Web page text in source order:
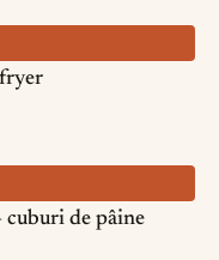
de pâine